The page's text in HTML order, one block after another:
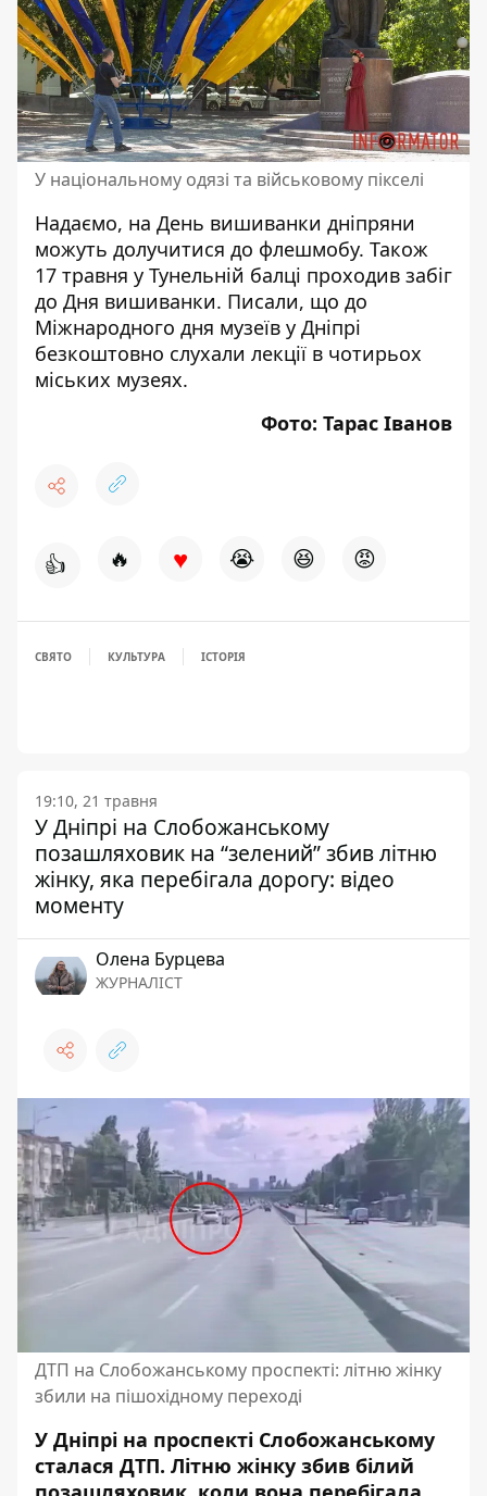
У національному одязі та військовому пікселі
Надаємо, на День вишиванки дніпряни
можуть долучитися до флешмобу. Також
17 травня у Тунельній балці проходив забіг
до Дня вишиванки. Писали, що до
Міжнародного дня музеїв у Дніпрі
безкоштовно слухали лекції в чотирьох
міських музеях.
Фото: Тарас Іванов
👍 🔥 ♥ 😭 😆 😡
СВЯТО КУЛЬТУРА ІСТОРІЯ
19:10, 21 травня
У Дніпрі на Слобожанському
позашляховик на “зелений” збив літню
жінку, яка перебігала дорогу: відео
моменту
Олена Бурцева
ЖУРНАЛІСТ
ДТП на Слобожанському проспекті: літню жінку
збили на пішохідному переході
У Дніпрі на проспекті Слобожанському
сталася ДТП. Літню жінку збив білий